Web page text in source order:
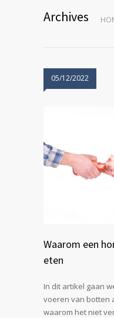
Archives
05/12/2022
Waarom een
eten
In dit artikel gaan
voeren van botten
waarom het niet